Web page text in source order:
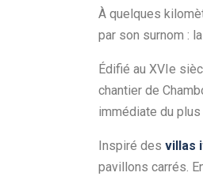
À quelques
par son surnom :
Édifié au XVIe
chantier de
immédiate du
Inspiré des villas
pavillons carrés.